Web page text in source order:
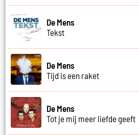
De Mens
Tekst
De Mens
Tijd is een raket
De Mens
Tot je mij meer liefde geeft